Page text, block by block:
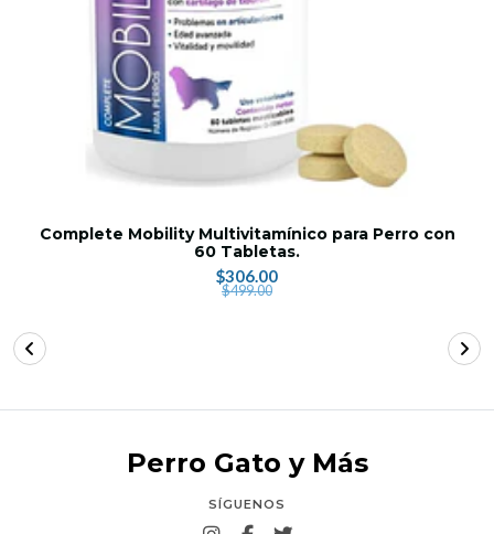
Complete Mobility Multivitamínico para Perro con
60 Tabletas.
$306.00
$499.00
Perro Gato y Más
SÍGUENOS